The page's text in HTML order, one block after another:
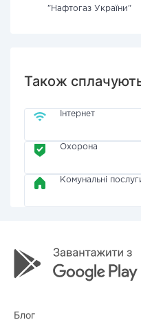
"Нафтогаз України"
Також
Інтернет
Охорона
Комунальні
Блог